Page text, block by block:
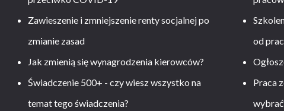
Zawieszenie i zmniejszenie renty socjalnej po
zmianie zasad
Jak zmienią się wynagrodzenia kierowców?
Świadczenie 500+ - czy wiesz wszystko na
temat tego świadczenia?
od
Praca